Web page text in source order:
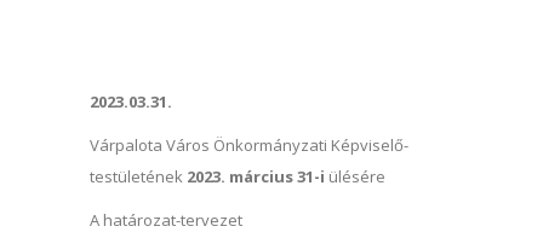
2023.03.31.
Várpalota Város Önkormányzati Képviselő-
testületének 2023. március 31-i ülésére
A határozat-tervezet